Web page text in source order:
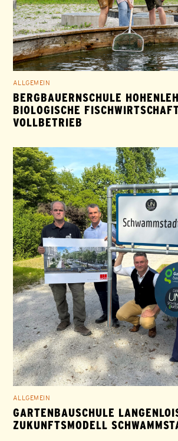
ALLGEMEIN
BERGBAUERNSCHULE
BIOLOGISCHE
VOLLBETRIEB
ALLGEMEIN
GARTENBAUSCHULE
ZUKUNFTSMODELL